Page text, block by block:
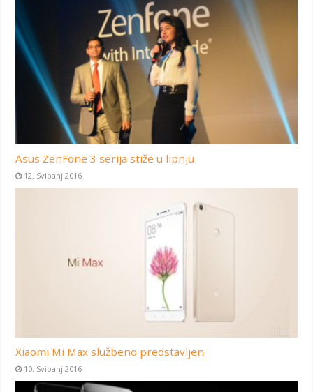
Asus ZenFone 3 serija stiže u lipnju
12. Svibanj 2016
Xiaomi Mi Max službeno predstavljen
10. Svibanj 2016